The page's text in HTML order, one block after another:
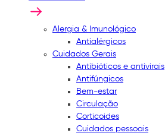
Alergia & Imunológico
Antialérgicos
Cuidados Gerais
Antibióticos e antivirais
Antifúngicos
Bem-estar
Circulação
Corticoides
Cuidados pessoais